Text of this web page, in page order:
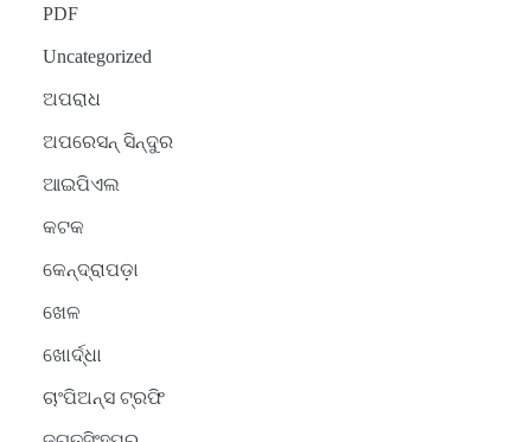
PDF
Uncategorized
ଅପରାଧ
ଅପରେସନ୍ ସିନ୍ଦୁର
ଆଇପିଏଲ
କଟକ
କେନ୍ଦ୍ରାପଡ଼ା
ଖେଳ
ଖୋର୍ଦ୍ଧା
ଚାଂପିଅନ୍ସ ଟ୍ରଫି